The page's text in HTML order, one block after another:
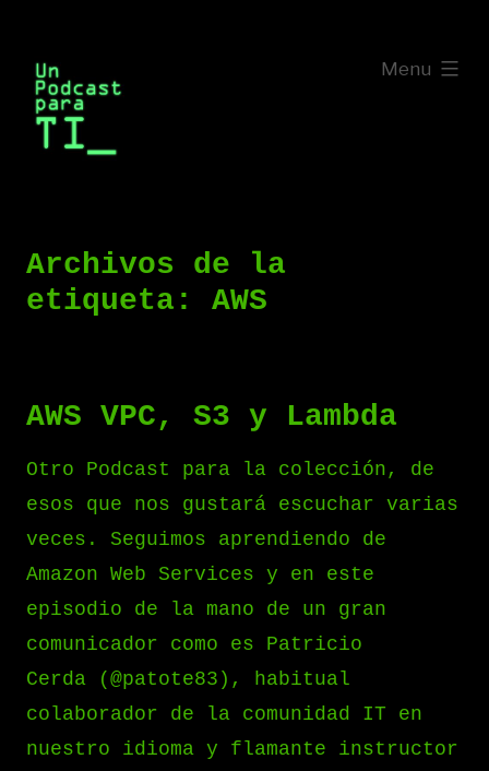
contenido
Menu
expanded
Archivos de la
etiqueta: AWS
AWS VPC, S3 y Lambda
Otro Podcast para la colección, de
esos que nos gustará escuchar varias
veces. Seguimos aprendiendo de
Amazon Web Services y en este
episodio de la mano de un gran
comunicador como es Patricio
Cerda (@patote83), habitual
colaborador de la comunidad IT en
nuestro idioma y flamante instructor